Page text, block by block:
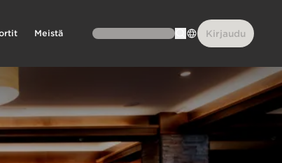
Meistä Kirjaudu